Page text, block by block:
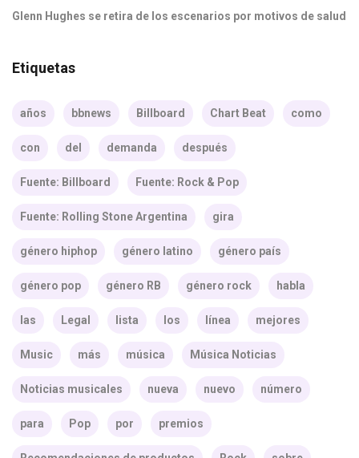
Glenn Hughes se retira de los escenarios por motivos de salud
Etiquetas
años bbnews Billboard Chart Beat como
con del demanda después
Fuente: Billboard Fuente: Rock & Pop
Fuente: Rolling Stone Argentina gira
género hiphop género latino género país
género pop género RB género rock habla
las Legal lista los línea mejores
Music más música Música Noticias
Noticias musicales nueva nuevo número
para Pop por premios